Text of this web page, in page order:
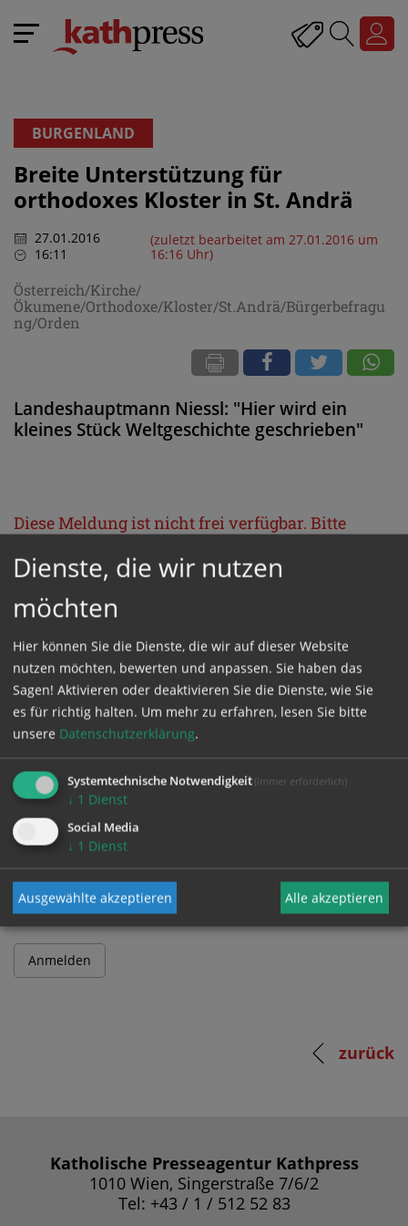
BURGENLAND
Breite Unterstützung für
orthodoxes Kloster in St. Andrä
27.01.2016
16:11
(zuletzt bearbeitet am 27.01.2016 um
16:16 Uhr)
Österreich/Kirche/
Ökumene/Orthodoxe/Kloster/St.Andrä/Bürgerbefragu
ng/Orden
Landeshauptmann Niessl: "Hier wird ein
kleines Stück Weltgeschichte geschrieben"
Diese Meldung ist nicht frei verfügbar. Bitte
ProduktKathpress_online.
GESCHÜTZTER BEREICH
Bitte melden Sie sich mit Ihrem Benutzernamen
und Passwort an.
Benutzername
Passwort
zurück
Katholische Presseagentur Kathpress
1010 Wien, Singerstraße 7/6/2
Tel: +43 / 1 / 512 52 83
Dienste, die wir nutzen
möchten
Hier können Sie die Dienste, die wir auf dieser Website
nutzen möchten, bewerten und anpassen. Sie haben das
Sagen! Aktivieren oder deaktivieren Sie die Dienste, wie Sie
es für richtig halten. Um mehr zu erfahren, lesen Sie bitte
unsere Datenschutzerklärung.
Systemtechnische Notwendigkeit (immer erforderlich)
↓ 1 Dienst
Social Media
↓ 1 Dienst
Ausgewählte akzeptieren Alle akzeptieren